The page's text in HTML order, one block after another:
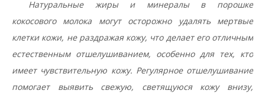
Натуральные жиры и минералы в порошке
кокосового молока могут осторожно удалять мертвые
клетки кожи, не раздражая кожу, что делает его отличным
естественным отшелушиванием, особенно для тех, кто
имеет чувствительную кожу. Регулярное отшелушивание
помогает выявить свежую, светящуюся кожу внизу,